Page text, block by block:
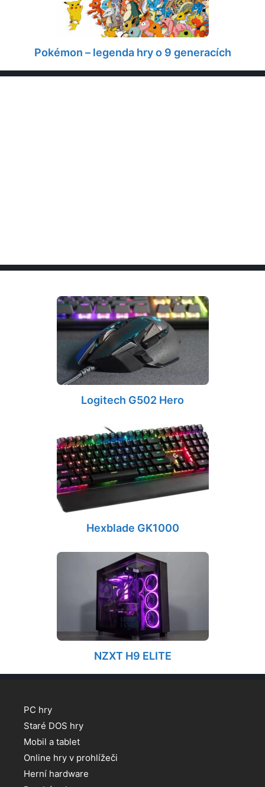
Pokémon – legenda hry o 9 generacích
Logitech G502 Hero
Hexblade GK1000
NZXT H9 ELITE
PC hry
Staré DOS hry
Mobil a tablet
Online hry v prohlížeči
Herní hardware